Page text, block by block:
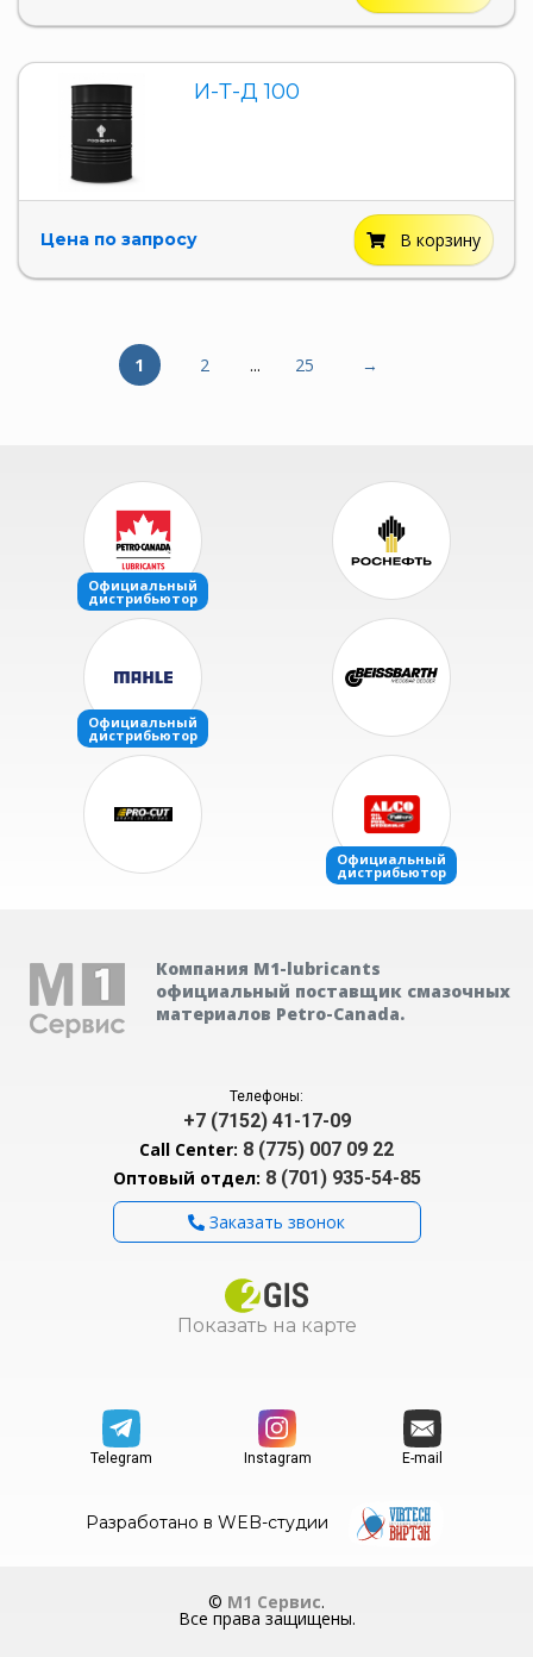
И-Т-Д 100
Цена по запросу В корзину
1 2 ... 25 →
Компания М1-lubricants
официальный поставщик смазочных
материалов Petro-Canada.
Телефоны:
+7 (7152) 41-17-09
Call Center: 8 (775) 007 09 22
Оптовый отдел: 8 (701) 935-54-85
Заказать звонок
Показать на карте
Telegram Instagram E-mail
Разработано в WEB-студии
© M1 Сервис.
Все права защищены.